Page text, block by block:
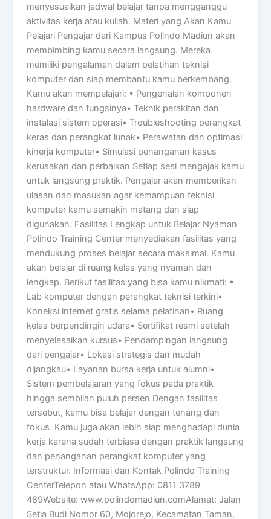
menyesuaikan jadwal belajar tanpa mengganggu
aktivitas kerja atau kuliah. Materi yang Akan Kamu
Pelajari Pengajar dari Kampus Polindo Madiun akan
membimbing kamu secara langsung. Mereka
memiliki pengalaman dalam pelatihan teknisi
komputer dan siap membantu kamu berkembang.
Kamu akan mempelajari: • Pengenalan komponen
hardware dan fungsinya• Teknik perakitan dan
instalasi sistem operasi• Troubleshooting perangkat
keras dan perangkat lunak• Perawatan dan optimasi
kinerja komputer• Simulasi penanganan kasus
kerusakan dan perbaikan Setiap sesi mengajak kamu
untuk langsung praktik. Pengajar akan memberikan
ulasan dan masukan agar kemampuan teknisi
komputer kamu semakin matang dan siap
digunakan. Fasilitas Lengkap untuk Belajar Nyaman
Polindo Training Center menyediakan fasilitas yang
mendukung proses belajar secara maksimal. Kamu
akan belajar di ruang kelas yang nyaman dan
lengkap. Berikut fasilitas yang bisa kamu nikmati: •
Lab komputer dengan perangkat teknisi terkini•
Koneksi internet gratis selama pelatihan• Ruang
kelas berpendingin udara• Sertifikat resmi setelah
menyelesaikan kursus• Pendampingan langsung
dari pengajar• Lokasi strategis dan mudah
dijangkau• Layanan bursa kerja untuk alumni•
Sistem pembelajaran yang fokus pada praktik
hingga sembilan puluh persen Dengan fasilitas
tersebut, kamu bisa belajar dengan tenang dan
fokus. Kamu juga akan lebih siap menghadapi dunia
kerja karena sudah terbiasa dengan praktik langsung
dan penanganan perangkat komputer yang
terstruktur. Informasi dan Kontak Polindo Training
CenterTelepon atau WhatsApp: 0811 3789
489Website: www.polindomadiun.comAlamat: Jalan
Setia Budi Nomor 60, Mojorejo, Kecamatan Taman,